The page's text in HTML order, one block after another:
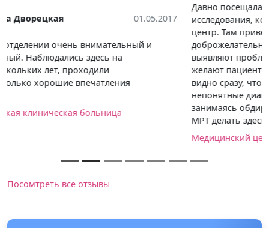
Давно посещала эту клинику, любые анализы и
исследования, когда нам нужно сдать, то ходим в этот
доброжелательные врачи, которые действительно
выявляют проблемы со здоровьем, если они есть и
желают пациентов своих вылечить. А не так, когда
видно сразу, что нет проблем, а врачи направляют на
непонятные диагностики, стоящие много денег,
занимаясь обдираловкой. Тут всё отлично, советую
Медицинский центр "Столица" на Юго-Западной
Посомтреть все отзывы